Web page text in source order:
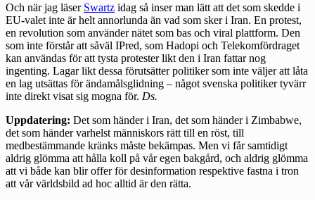
Och när jag läser Swartz idag så inser man lätt att det som skedde i
EU-valet inte är helt annorlunda än vad som sker i Iran. En protest,
en revolution som använder nätet som bas och viral plattform. Den
som inte förstår att såväl IPred, som Hadopi och Telekomfördraget
kan användas för att tysta protester likt den i Iran fattar nog
ingenting. Lagar likt dessa förutsätter politiker som inte väljer att låta
en lag utsättas för ändamålsglidning – något svenska politiker tyvärr
inte direkt visat sig mogna för. Ds.
Uppdatering: Det som händer i Iran, det som händer i Zimbabwe,
det som händer varhelst människors rätt till en röst, till
medbestämmande kränks måste bekämpas. Men vi får samtidigt
aldrig glömma att hålla koll på vår egen bakgård, och aldrig glömma
att vi både kan blir offer för desinformation respektive fastna i tron
att vår världsbild ad hoc alltid är den rätta.